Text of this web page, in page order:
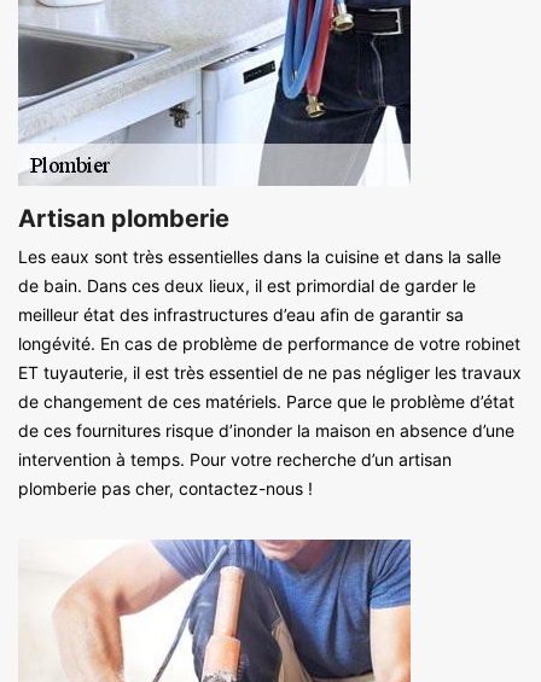
Artisan plomberie
Les eaux sont très essentielles dans la cuisine et dans la salle
de bain. Dans ces deux lieux, il est primordial de garder le
meilleur état des infrastructures d’eau afin de garantir sa
longévité. En cas de problème de performance de votre robinet
ET tuyauterie, il est très essentiel de ne pas négliger les travaux
de changement de ces matériels. Parce que le problème d’état
de ces fournitures risque d’inonder la maison en absence d’une
intervention à temps. Pour votre recherche d’un artisan
plomberie pas cher, contactez-nous !